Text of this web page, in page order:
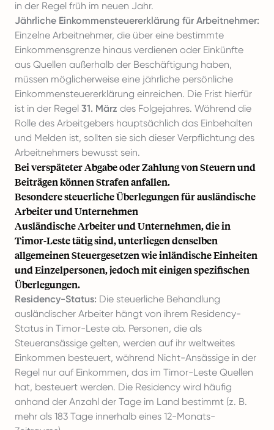
in der Regel früh im neuen Jahr.
Jährliche Einkommensteuererklärung für Arbeitnehmer:
Einzelne Arbeitnehmer, die über eine bestimmte
Einkommensgrenze hinaus verdienen oder Einkünfte
aus Quellen außerhalb der Beschäftigung haben,
müssen möglicherweise eine jährliche persönliche
Einkommensteuererklärung einreichen. Die Frist hierfür
ist in der Regel 31. März des Folgejahres. Während die
Rolle des Arbeitgebers hauptsächlich das Einbehalten
und Melden ist, sollten sie sich dieser Verpflichtung des
Arbeitnehmers bewusst sein.
Bei verspäteter Abgabe oder Zahlung von Steuern und
Beiträgen können Strafen anfallen.
Besondere steuerliche Überlegungen für ausländische
Arbeiter und Unternehmen
Ausländische Arbeiter und Unternehmen, die in
Timor-Leste tätig sind, unterliegen denselben
allgemeinen Steuergesetzen wie inländische Einheiten
und Einzelpersonen, jedoch mit einigen spezifischen
Überlegungen.
Residency-Status: Die steuerliche Behandlung
ausländischer Arbeiter hängt von ihrem Residency-
Status in Timor-Leste ab. Personen, die als
Steueransässige gelten, werden auf ihr weltweites
Einkommen besteuert, während Nicht-Ansässige in der
Regel nur auf Einkommen, das im Timor-Leste Quellen
hat, besteuert werden. Die Residency wird häufig
anhand der Anzahl der Tage im Land bestimmt (z. B.
mehr als 183 Tage innerhalb eines 12-Monats-